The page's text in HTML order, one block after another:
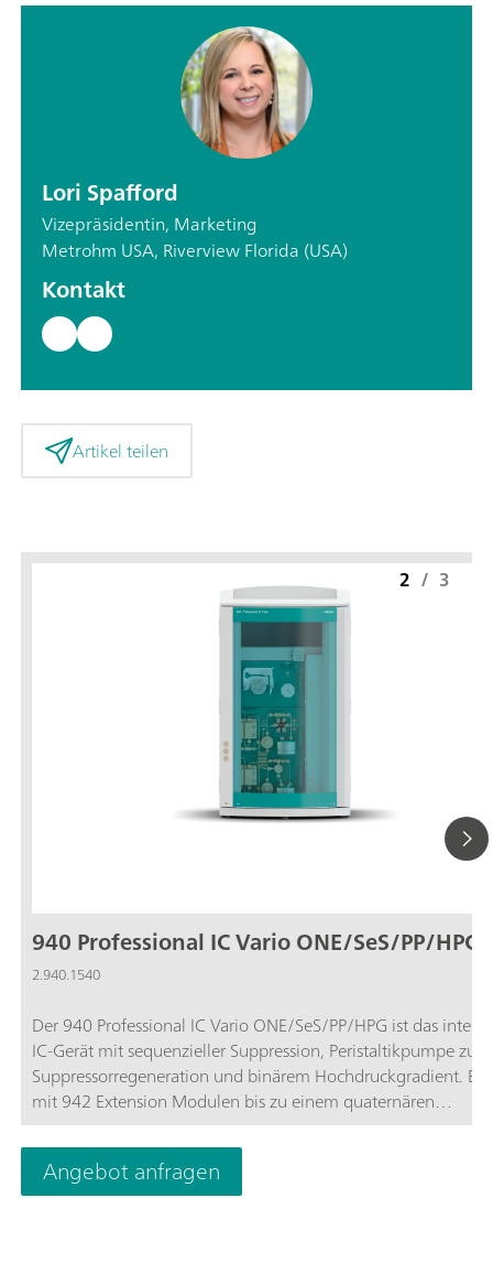
Lori Spafford
Vizepräsidentin, Marketing
Metrohm USA, Riverview Florida (USA)
Kontakt
Artikel teilen
940 Professional IC Vario ONE/SeS/PP/HPG
2.940.1540
Der 940 Professional IC Vario ONE/SeS/PP/HPG ist das
IC-Gerät mit sequenzieller Suppression, Peristaltikpumpe zur
Suppressorregeneration und binärem Hochdruckgradient. Es
mit 942 Extension Modulen bis zu einem quaternären
Gradientensystem ausgebaut werden. Das Gerät kann mit
beliebigen Trenn- und Detektionsmethoden eingesetzt
werden.Typische
zur Anionen- oder Kationenbestimmungen mit sequenzieller
2 / 3
Angebot anfragen